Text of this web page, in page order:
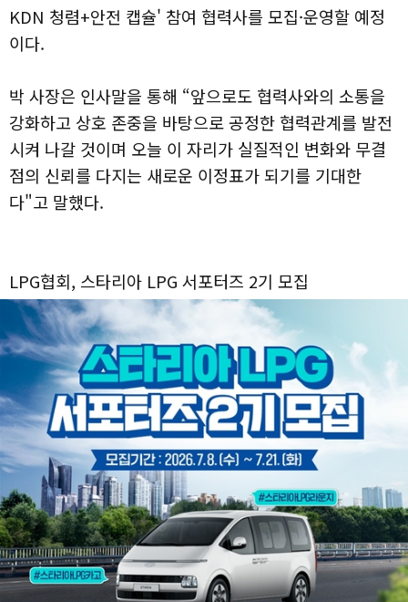
KDN 청렴+안전 캡슐' 참여 협력사를 모집·운영할 예정
이다.
박 사장은 인사말을 통해 “앞으로도 협력사와의 소통을
강화하고 상호 존중을 바탕으로 공정한 협력관계를 발전
시켜 나갈 것이며 오늘 이 자리가 실질적인 변화와 무결
점의 신뢰를 다지는 새로운 이정표가 되기를 기대한
다"고 말했다.
LPG협회, 스타리아 LPG 서포터즈 2기 모집